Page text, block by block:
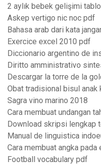
2 aylık bebek gelişimi
Askep vertigo nic noc pdf
Bahasa arab dari kata
Exercice excel 2010 pdf
Diccionario argentino de
Diritto amministrativo
Descargar la torre de la
Obat tradisional bisul anak
Sagra vino marino 2018
Cara membuat undangan
Download skripsi lengkap
Manual de linguistica
Cara membuat angka pada
Football vocabulary pdf